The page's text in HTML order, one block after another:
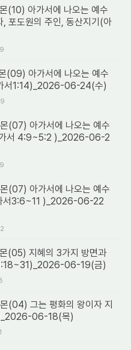
(10) 아가서에 나오는 예수
포도원의 주인, 동산지기(아
(09) 아가서에 나오는 예수
서1:14)_2026-06-24(수)
(07) 아가서에 나오는 예수
서 4:9~5:2 )_2026-06-2
(07) 아가서에 나오는 예수
서3:6~11 )_2026-06-22
(05) 지혜의 3가지 방면과
06-19(금)
(04) 그는 평화의 왕이자 지
06-18(목)